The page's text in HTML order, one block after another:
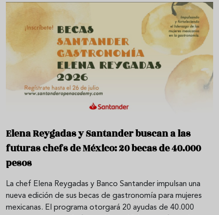
Elena Reygadas y Santander buscan a las
futuras chefs de México: 20 becas de 40.000
pesos
La chef Elena Reygadas y Banco Santander impulsan una
nueva edición de sus becas de gastronomía para mujeres
mexicanas. El programa otorgará 20 ayudas de 40.000